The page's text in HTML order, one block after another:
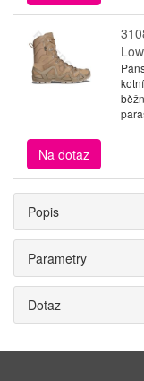
Na dotaz
Popis
Parametry
Dotaz